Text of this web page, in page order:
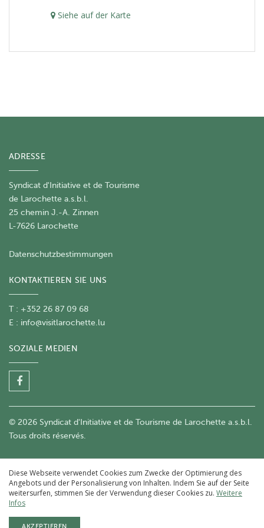
Siehe auf der Karte
ADRESSE
Syndicat d'Initiative et de Tourisme
de Larochette a.s.b.l.
25 chemin J.-A. Zinnen
L-7626 Larochette
Datenschutzbestimmungen
KONTAKTIEREN SIE UNS
T : +352 26 87 09 68
E : info@visitlarochette.lu
SOZIALE MEDIEN
© 2026 Syndicat d'Initiative et de Tourisme de Larochette a.s.b.l.
Tous droits réservés.
Diese Webseite verwendet Cookies zum Zwecke der Optimierung des
Angebots und der Personalisierung von Inhalten. Indem Sie auf der Seite
weitersurfen, stimmen Sie der Verwendung dieser Cookies zu. Weitere
Infos
AKZEPTIEREN